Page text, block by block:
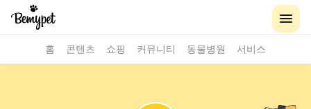
홈 콘텐츠 쇼핑 커뮤니티 동물병원 서비스